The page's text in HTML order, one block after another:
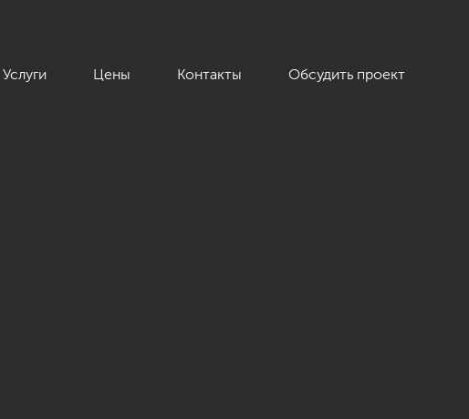
Услуги Цены Контакты Обсудить проект